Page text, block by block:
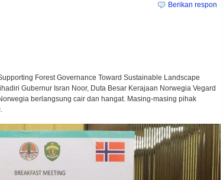
Berikan respon
Forest Governance Toward Sustainable Landscape
Gubernur Isran Noor, Duta Besar Kerajaan Norwegia Vegard
berlangsung cair dan hangat. Masing-masing pihak